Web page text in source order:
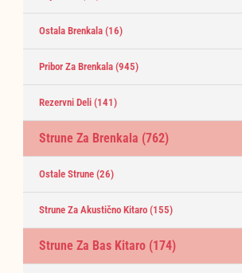
Ostala Brenkala (16)
Pribor Za Brenkala (945)
Rezervni Deli (141)
Strune Za Brenkala (762)
Ostale Strune (26)
Strune Za Akustično Kitaro (155)
Strune Za Bas Kitaro (174)